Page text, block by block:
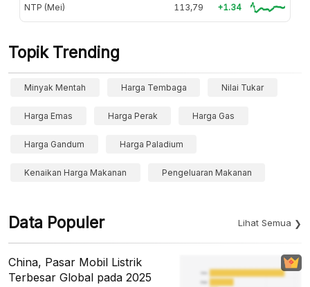
NTP (Mei) 113,79 +1.34
Topik Trending
Minyak Mentah Harga Tembaga Nilai Tukar
Harga Emas Harga Perak Harga Gas
Harga Gandum Harga Paladium
Kenaikan Harga Makanan Pengeluaran Makanan
Data Populer Lihat Semua
China, Pasar Mobil Listrik
Terbesar Global pada 2025